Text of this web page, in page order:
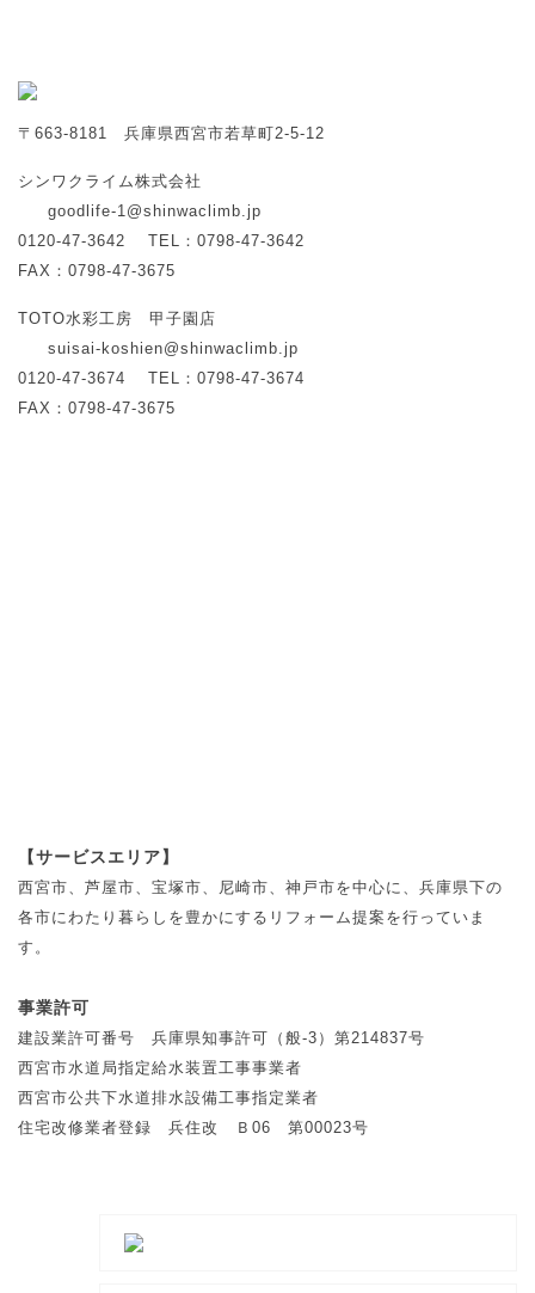
〒663-8181 兵庫県西宮市若草町2-5-12
シンワクライム株式会社
goodlife-1@shinwaclimb.jp
0120-47-3642
TEL：0798-47-3642
FAX：0798-47-3675
TOTO水彩工房 甲子園店
suisai-koshien@shinwaclimb.jp
0120-47-3674
TEL：0798-47-3674
FAX：0798-47-3675
【サービスエリア】
西宮市、芦屋市、宝塚市、尼崎市、神戸市を中心に、兵庫県下の
各市にわたり暮らしを豊かにするリフォーム提案を行っていま
す。
事業許可
建設業許可番号 兵庫県知事許可（般-3）第214837号
西宮市水道局指定給水装置工事事業者
西宮市公共下水道排水設備工事指定業者
住宅改修業者登録 兵住改 Ｂ06 第00023号